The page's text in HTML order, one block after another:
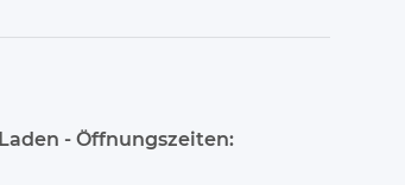
Laden - Öffnungszeiten: